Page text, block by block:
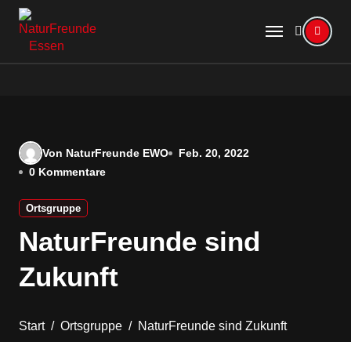
Zum
Inhalt
springen
Von NaturFreunde EWO
Feb. 20, 2022
0 Kommentare
Ortsgruppe
NaturFreunde sind
Zukunft
Start Ortsgruppe NaturFreunde sind Zukunft